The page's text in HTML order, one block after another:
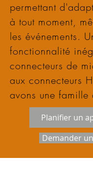
permettant
à tout moment,
les événements.
fonctionnalité
connecteurs de
aux connecteurs
avons une famille
Planifier un
Demander